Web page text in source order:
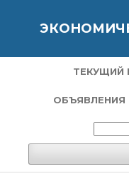
ТЕКУЩИЙ
ОБЪЯВЛЕНИЯ